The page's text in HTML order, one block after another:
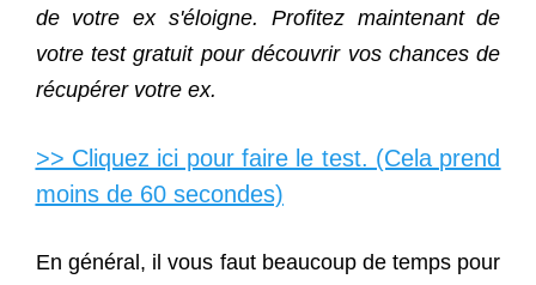
de votre ex s'éloigne. Profitez maintenant de
votre test gratuit pour découvrir vos chances de
récupérer votre ex.
>> Cliquez ici pour faire le test. (Cela prend
moins de 60 secondes)
En général, il vous faut beaucoup de temps pour